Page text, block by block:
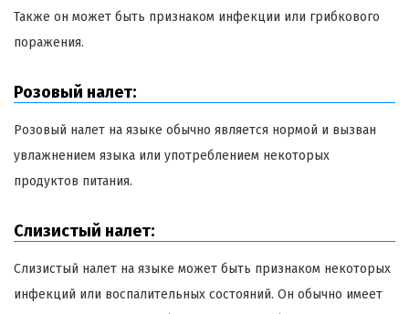
Также он может быть признаком инфекции или грибкового
поражения.
Розовый налет:
Розовый налет на языке обычно является нормой и вызван
увлажнением языка или употреблением некоторых
продуктов питания.
Слизистый налет:
Слизистый налет на языке может быть признаком некоторых
инфекций или воспалительных состояний. Он обычно имеет